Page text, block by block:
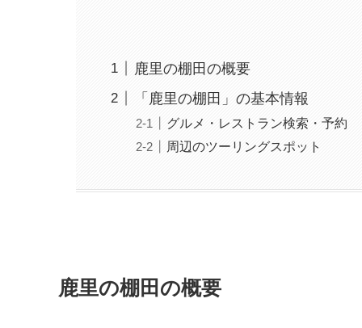
鹿里の棚田の概要
「鹿里の棚田」の基本情報
グルメ・レストラン検索・予約
周辺のツーリングスポット
鹿里の棚田の概要